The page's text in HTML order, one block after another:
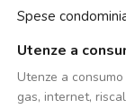
Spese
Utenze a
Utenze a
gas, internet,